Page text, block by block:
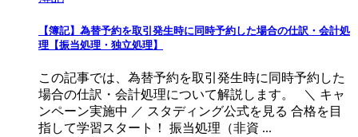
【簿記】為替予約を取引発生時に同時予約した場合の仕訳・会計処
理【振当処理・独立処理】
この記事では、為替予約を取引発生時に同時予約した
場合の仕訳・会計処理について解説します。 ＼ キャ
ンペーン実施中 ／ スタディング公式を見る 合格を目
指して学習スタート！ 振当処理（非資 ...